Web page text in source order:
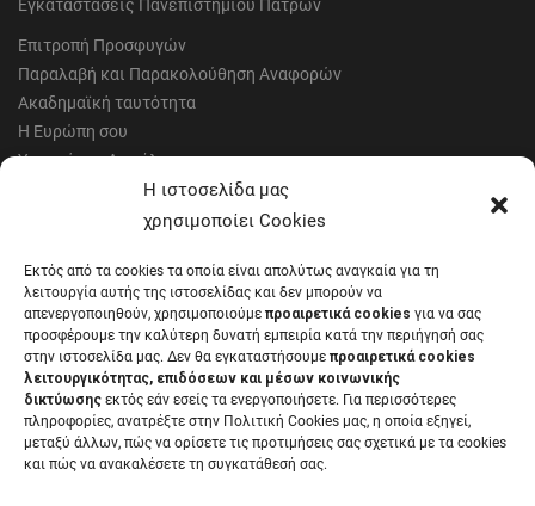
Η ιστοσελίδα μας
χρησιμοποίει Cookies
Εκτός από τα cookies τα οποία είναι απολύτως αναγκαία για τη
λειτουργία αυτής της ιστοσελίδας και δεν μπορούν να
απενεργοποιηθούν, χρησιμοποιούμε προαιρετικά cookies για να σας
προσφέρουμε την καλύτερη δυνατή εμπειρία κατά την περιήγησή σας
στην ιστοσελίδα μας. Δεν θα εγκαταστήσουμε προαιρετικά cookies
λειτουργικότητας, επιδόσεων και μέσων κοινωνικής
δικτύωσης εκτός εάν εσείς τα ενεργοποιήσετε. Για περισσότερες
πληροφορίες, ανατρέξτε στην Πολιτική Cookies μας, η οποία εξηγεί,
μεταξύ άλλων, πώς να ορίσετε τις προτιμήσεις σας σχετικά με τα cookies
και πώς να ανακαλέσετε τη συγκατάθεσή σας.
Εγκαταστάσεις Πανεπιστημίου Πατρών
Επιτροπή Προσφυγών
Παραλαβή και Παρακολούθηση Αναφορών
Ακαδημαϊκή ταυτότητα
Η Ευρώπη σου
Υγιεινή και Ασφάλεια
Έντυπα Οικονομικής Υπηρεσίας
Έντυπα Διοικητικών Υπηρεσιών
Μητρώα αξιολογητών
Δημόσια Διαβούλευση
Συνεδριάσεις Συγκλήτου
Συνεδριάσεις Συμβουλίου Διοίκησης
EUNICoast European University